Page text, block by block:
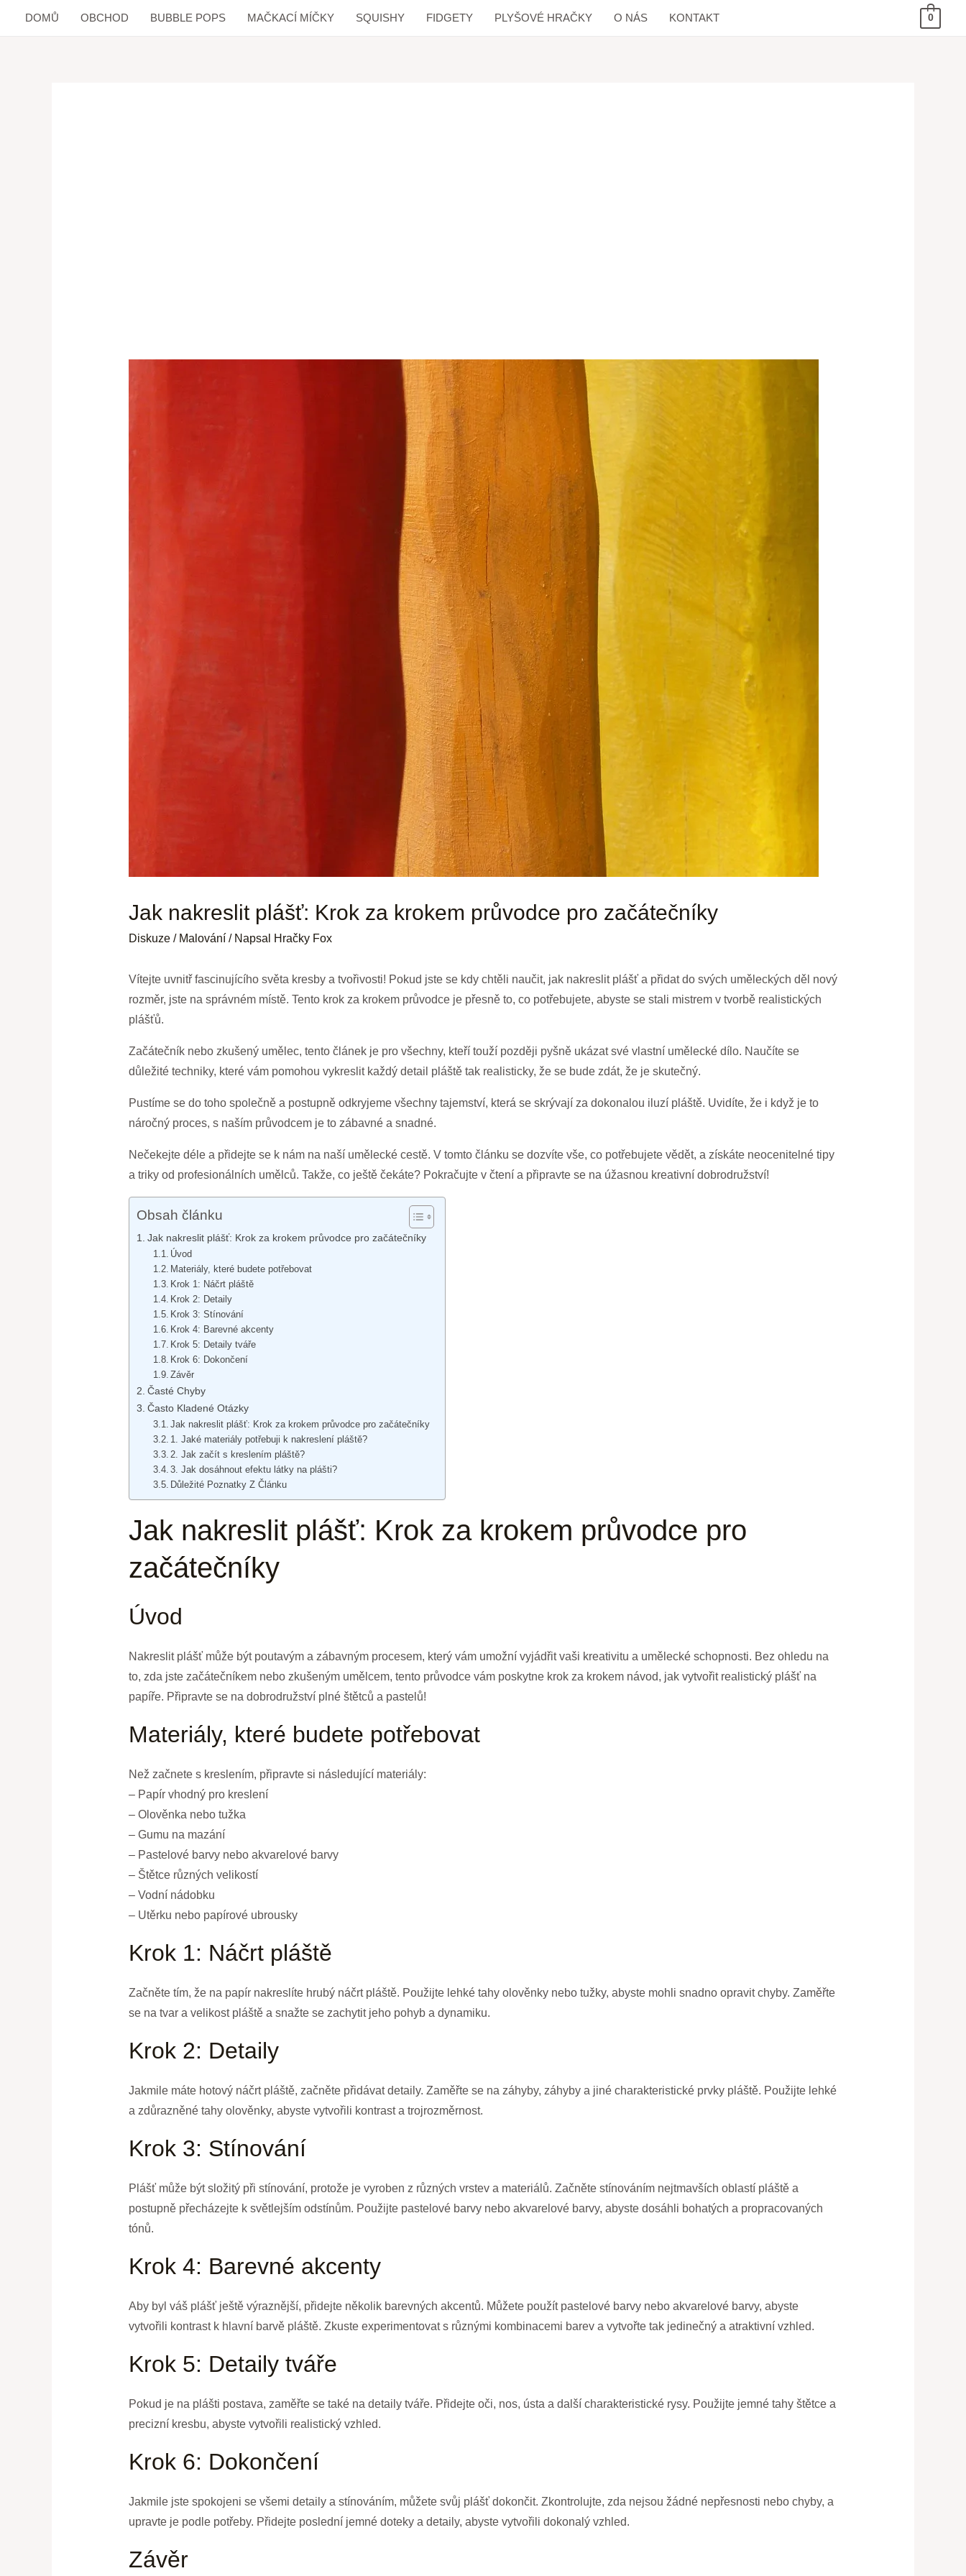
DOMŮ OBCHOD BUBBLE POPS MAČKACÍ MÍČKY SQUISHY FIDGETY PLYŠOVÉ HRAČKY O NÁS KONTAKT 0
Jak nakreslit plášť: Krok za krokem průvodce pro začátečníky
Diskuze / Malování/ Napsal Hračky Fox
Vítejte uvnitř fascinujícího světa kresby a tvořivosti! Pokud jste se kdy chtěli naučit, jak nakreslit plášť a přidat do svých uměleckých děl nový
rozměr, jste na správném místě. Tento krok za krokem průvodce je přesně to, co potřebujete, abyste se stali mistrem v tvorbě realistických
plášťů.
Začátečník nebo zkušený umělec, tento článek je pro všechny, kteří touží později pyšně ukázat své vlastní umělecké dílo. Naučíte se
důležité techniky, které vám pomohou vykreslit každý detail pláště tak realisticky, že se bude zdát, že je skutečný.
Pustíme se do toho společně a postupně odkryjeme všechny tajemství, která se skrývají za dokonalou iluzí pláště. Uvidíte, že i když je to
náročný proces, s naším průvodcem je to zábavné a snadné.
Nečekejte déle a přidejte se k nám na naší umělecké cestě. V tomto článku se dozvíte vše, co potřebujete vědět, a získáte neocenitelné tipy
a triky od profesionálních umělců. Takže, co ještě čekáte? Pokračujte v čtení a připravte se na úžasnou kreativní dobrodružství!
Obsah článku
Jak nakreslit plášť: Krok za krokem průvodce pro začátečníky
Úvod
Materiály, které budete potřebovat
Krok 1: Náčrt pláště
Krok 2: Detaily
Krok 3: Stínování
Krok 4: Barevné akcenty
Krok 5: Detaily tváře
Krok 6: Dokončení
Závěr
Časté Chyby
Často Kladené Otázky
Jak nakreslit plášť: Krok za krokem průvodce pro začátečníky
1. Jaké materiály potřebuji k nakreslení pláště?
2. Jak začít s kreslením pláště?
3. Jak dosáhnout efektu látky na plášti?
Důležité Poznatky Z Článku
Jak nakreslit plášť: Krok za krokem průvodce pro
začátečníky
Úvod
Nakreslit plášť může být poutavým a zábavným procesem, který vám umožní vyjádřit vaši kreativitu a umělecké schopnosti. Bez ohledu na
to, zda jste začátečníkem nebo zkušeným umělcem, tento průvodce vám poskytne krok za krokem návod, jak vytvořit realistický plášť na
papíře. Připravte se na dobrodružství plné štětců a pastelů!
Materiály, které budete potřebovat
Než začnete s kreslením, připravte si následující materiály:
– Papír vhodný pro kreslení
– Olověnka nebo tužka
– Gumu na mazání
– Pastelové barvy nebo akvarelové barvy
– Štětce různých velikostí
– Vodní nádobku
– Utěrku nebo papírové ubrousky
Krok 1: Náčrt pláště
Začněte tím, že na papír nakreslíte hrubý náčrt pláště. Použijte lehké tahy olověnky nebo tužky, abyste mohli snadno opravit chyby. Zaměřte
se na tvar a velikost pláště a snažte se zachytit jeho pohyb a dynamiku.
Krok 2: Detaily
Jakmile máte hotový náčrt pláště, začněte přidávat detaily. Zaměřte se na záhyby, záhyby a jiné charakteristické prvky pláště. Použijte lehké
a zdůrazněné tahy olověnky, abyste vytvořili kontrast a trojrozměrnost.
Krok 3: Stínování
Plášť může být složitý při stínování, protože je vyroben z různých vrstev a materiálů. Začněte stínováním nejtmavších oblastí pláště a
postupně přecházejte k světlejším odstínům. Použijte pastelové barvy nebo akvarelové barvy, abyste dosáhli bohatých a propracovaných
tónů.
Krok 4: Barevné akcenty
Aby byl váš plášť ještě výraznější, přidejte několik barevných akcentů. Můžete použít pastelové barvy nebo akvarelové barvy, abyste
vytvořili kontrast k hlavní barvě pláště. Zkuste experimentovat s různými kombinacemi barev a vytvořte tak jedinečný a atraktivní vzhled.
Krok 5: Detaily tváře
Pokud je na plášti postava, zaměřte se také na detaily tváře. Přidejte oči, nos, ústa a další charakteristické rysy. Použijte jemné tahy štětce a
precizní kresbu, abyste vytvořili realistický vzhled.
Krok 6: Dokončení
Jakmile jste spokojeni se všemi detaily a stínováním, můžete svůj plášť dokončit. Zkontrolujte, zda nejsou žádné nepřesnosti nebo chyby, a
upravte je podle potřeby. Přidejte poslední jemné doteky a detaily, abyste vytvořili dokonalý vzhled.
Závěr